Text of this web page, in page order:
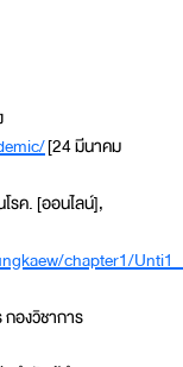
[24 มีนาคม
รค. [ออนไลน์],
chapter1/
องวิชาการ